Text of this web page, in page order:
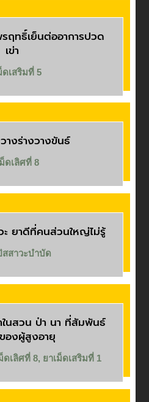
ฤทธิ์เย็นต่ออาการปวด
เข่า
ดเสริมที่ 5
างร่างวางขันธ์
ดเลิศที่ 8
ะ ยาดีที่คนส่วนใหญ่ไม่รู้
สาวะบำบัด
นสวน ป่า นา ที่สัมพันธ์
งผู้สูงอายุ
ดเลิศที่ 8, ยาเม็ดเสริมที่ 1